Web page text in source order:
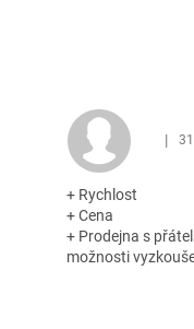
5 hvězdiček. |
+ Rychlost
+ Cena
+ Prodejna s
možnosti